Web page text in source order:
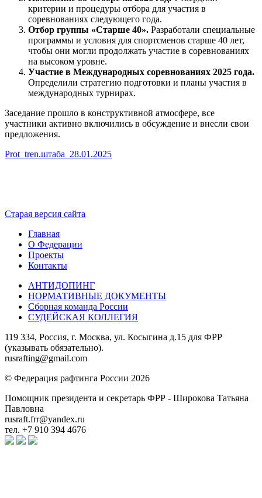
критерии и процедуры отбора для участия в
соревнованиях следующего года.
Отбор группы «Старше 40». Разработали специальные
программы и условия для спортсменов старше 40 лет,
чтобы они могли продолжать участие в соревнованиях
на высоком уровне.
Участие в Международных соревнованиях 2025 года.
Определили стратегию подготовки и планы участия в
международных турнирах.
Заседание прошло в конструктивной атмосфере, все
участники активно включились в обсуждение и внесли свои
предложения.
Prot_tren.штаба_28.01.2025
Старая версия сайта
Главная
О Федерации
Проекты
Контакты
АНТИДОПИНГ
НОРМАТИВНЫЕ ДОКУМЕНТЫ
Сборная команда России
СУДЕЙСКАЯ КОЛЛЕГИЯ
119 334, Россия, г. Москва, ул. Косыгина д.15 для ФРР
(указывать обязательно).
rusrafting@gmail.com
© Федерация рафтинга России 2026
Помощник президента и секретарь ФРР - Широкова Татьяна
Павловна
rusraft.frr@yandex.ru
тел. +7 910 394 4676